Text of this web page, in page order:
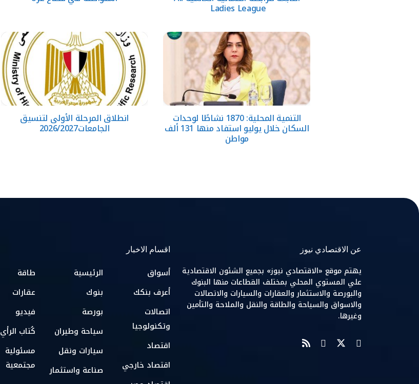
Ladies League
التنمية المحلية: 1870 نشاطًا لوحدات
السكان خلال يوليو استفاد منها 131 ألف
مواطن
انطلاق المرحلة الأولى لتنسيق
الجامعات2026/2027
عن الاقتصادي نيوز
يهتم موقع «الاقتصادي نيوز» بجميع الشئون الاقتصادية
علي المستوي المحلي بمختلف القطاعات منها البنوك
والبورصة والاستثمار والعقارات والسيارات والاتصالات
والاسواق والسياحة والطاقة والنقل والملاحة والتأمين
وغيرها.
اقسام الاخبار
أسواق
أعرف بنكك
اتصالات
وتكنولوجيا
اقتصاد
اقتصاد خارجي
الرئيسية
بنوك
بورصة
سياحة وطيران
سيارات ونقل
صناعة واستثمار
طاقة
عقارات
فيديو
كُتاب الرأي
مسئولية
مجتمعية